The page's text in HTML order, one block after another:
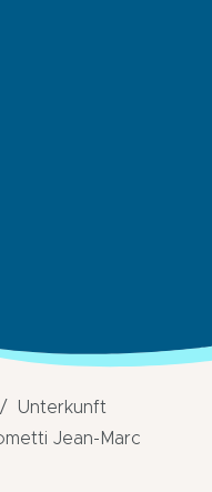
Unterkunft
Jean-Marc